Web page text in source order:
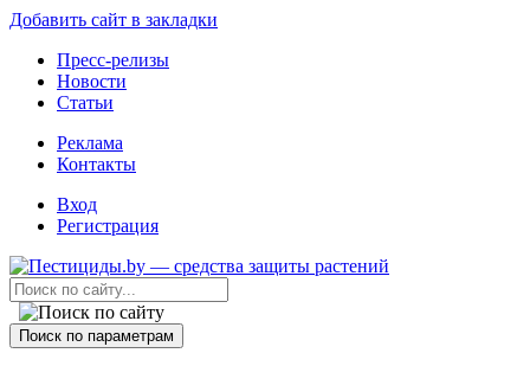
Добавить сайт в закладки
Пресс-релизы
Новости
Статьи
Реклама
Контакты
Вход
Регистрация
Поиск по параметрам